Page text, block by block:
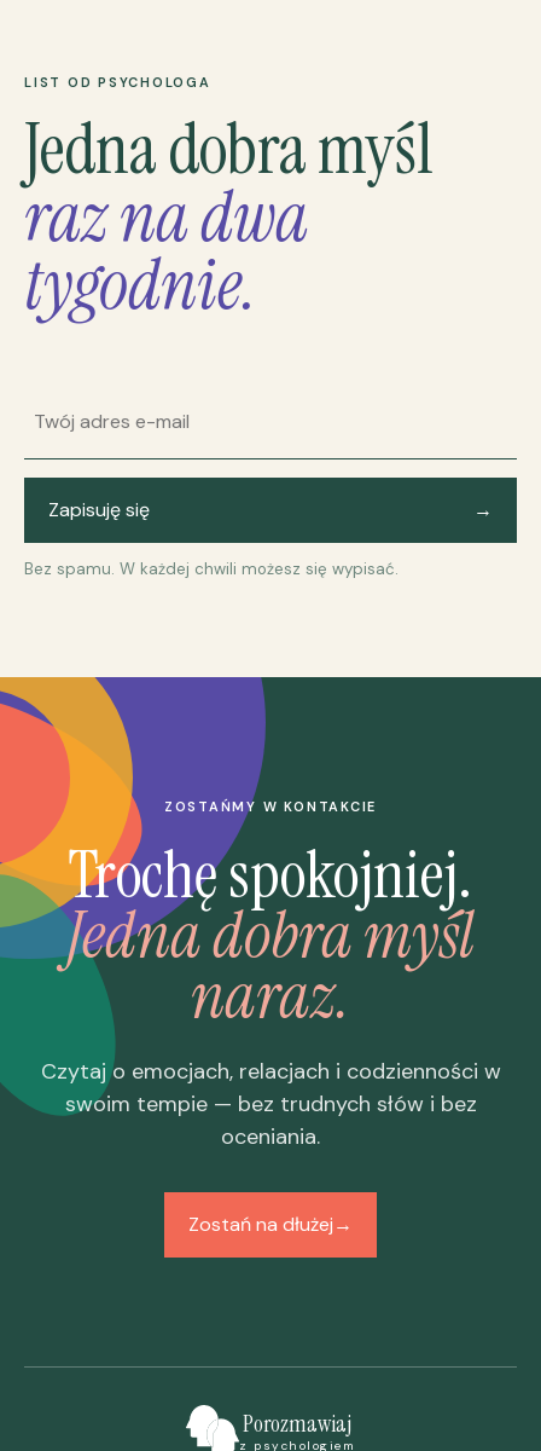
LIST OD PSYCHOLOGA
Jedna dobra myśl
raz na dwa
tygodnie.
Zapisuję się →
Bez spamu. W każdej chwili możesz się wypisać.
ZOSTAŃMY W KONTAKCIE
Trochę spokojniej.
Jedna dobra myśl
naraz.
Czytaj o emocjach, relacjach i codzienności w
swoim tempie — bez trudnych słów i bez
oceniania.
Zostań na dłużej→
Porozmawiaj
z psychologiem